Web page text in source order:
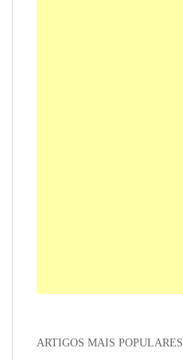
ARTIGOS MAIS POPULARES